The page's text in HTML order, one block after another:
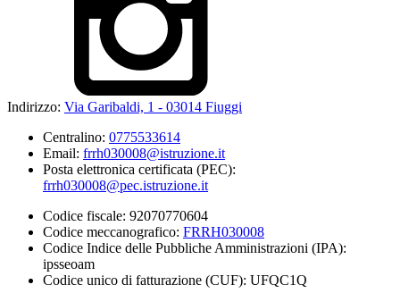
Indirizzo: Via Garibaldi, 1 - 03014 Fiuggi
Centralino: 0775533614
Email: frrh030008@istruzione.it
Posta elettronica certificata (PEC):
frrh030008@pec.istruzione.it
Codice fiscale: 92070770604
Codice meccanografico: FRRH030008
Codice Indice delle Pubbliche Amministrazioni (IPA):
ipsseoam
Codice unico di fatturazione (CUF): UFQC1Q